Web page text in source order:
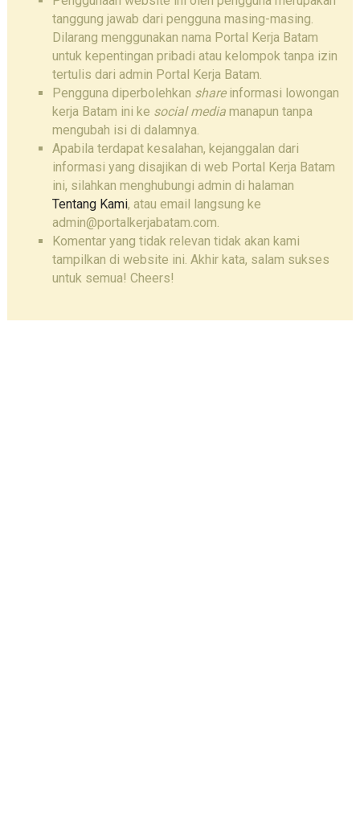
tanggung jawab dari pengguna masing-masing.
Dilarang menggunakan nama Portal Kerja Batam
untuk kepentingan pribadi atau kelompok tanpa izin
tertulis dari admin Portal Kerja Batam.
Pengguna diperbolehkan shareinformasi lowongan
kerja Batam ini ke social mediamanapun tanpa
mengubah isi di dalamnya.
Apabila terdapat kesalahan, kejanggalan dari
informasi yang disajikan di web Portal Kerja Batam
ini, silahkan menghubungi admin di halaman
Tentang Kami, atau email langsung ke
admin@portalkerjabatam.com.
Komentar yang tidak relevan tidak akan kami
tampilkan di website ini. Akhir kata, salam sukses
untuk semua! Cheers!